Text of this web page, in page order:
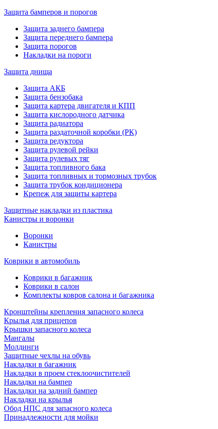
Защита бамперов и порогов
Защита заднего бампера
Защита переднего бампера
Защита порогов
Накладки на пороги
Защита днища
Защита АКБ
Защита бензобака
Защита картера двигателя и КПП
Защита кислородного датчика
Защита радиатора
Защита раздаточной коробки (РК)
Защита редуктора
Защита рулевой рейки
Защита рулевых тяг
Защита топливного бака
Защита топливных и тормозных трубок
Защита трубок кондиционера
Крепеж для защиты картера
Защитные накладки из пластика
Канистры и воронки
Воронки
Канистры
Коврики в автомобиль
Коврики в багажник
Коврики в салон
Комплекты ковров салона и багажника
Кронштейны крепления запасного колеса
Крылья для прицепов
Крышки запасного колеса
Мангалы
Молдинги
Защитные чехлы на обувь
Накладки в багажник
Накладки в проем стеклоочистителей
Накладки на бампер
Накладки на задний бампер
Накладки на крылья
Обод НПС для запасного колеса
Принадлежности для мойки